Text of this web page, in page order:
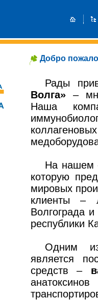
Добро
Рады
Волга» –
Наша
На нашем
которую
мировых
клиенты –
Волгограда
республики
Одним из
является
средств –